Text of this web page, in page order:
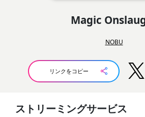
Magic
NOBU
リンクをコピー
ストリーミングサービス